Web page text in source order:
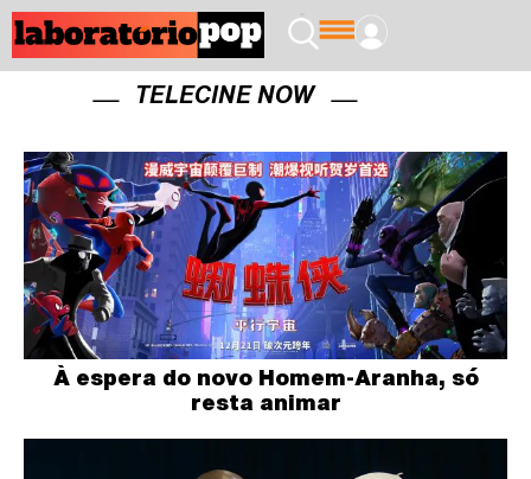
TELECINE NOW
À espera do novo Homem-Aranha, só
resta animar